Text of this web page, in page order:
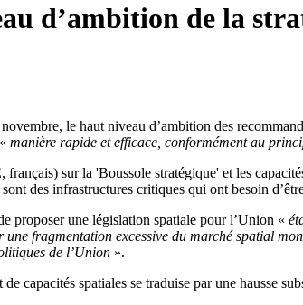
d’ambition de la
le haut niveau d’ambition des
manière rapide et efficace, conformément au
sur la 'Boussole stratégique' et les
des infrastructures critiques qui ont besoin
proposer une législation spatiale pour l’Union «
une fragmentation excessive du marché spatial
de l’Union ».
capacités spatiales se traduise par une hausse